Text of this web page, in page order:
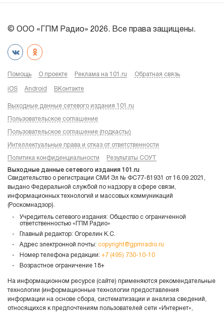
© ООО «ГПМ Радио» 2026. Все права защищены.
Помощь О проекте Реклама на 101.ru Обратная связь
iOS Android ВКонтакте
Выходные данные сетевого издания 101.ru
Пользовательское соглашение
Пользовательское соглашение (подкасты)
Интеллектуальные права и отказ от ответственности
Политика конфиденциальности Результаты СОУТ
Выходные данные сетевого издания 101.ru
Свидетельство о регистрации СМИ Эл № ФС77-81931 от 16.09.2021,
выдано Федеральной службой по надзору в сфере связи,
информационных технологий и массовых коммуникаций
(Роскомнадзор).
Учредитель сетевого издания: Общество с ограниченной
ответственностью «ГПМ Радио»
Главный редактор: Огорелин К.С.
Адрес электронной почты: copyright@gpmradio.ru
Номер телефона редакции: +7 (495) 730-10-10
Возрастное ограничение 18+
На информационном ресурсе (сайте) применяются рекомендательные
технологии (информационные технологии предоставления
информации на основе сбора, систематизации и анализа сведений,
относящихся к предпочтениям пользователей сети «Интернет»,